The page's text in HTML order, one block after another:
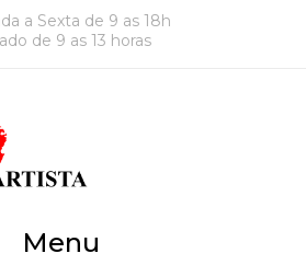
a Sexta de 9 as 18h
de 9 as 13 horas
Menu